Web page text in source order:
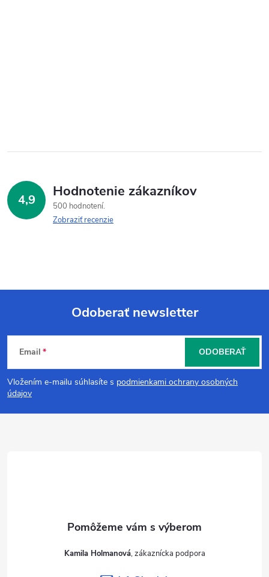
4,9 Hodnotenie zákazníkov
500 hodnotení
Zobraziť recenzie
Z
á
p
Odoberať newsletter
Email
Vložením e-mailu súhlasíte s podmienkami ochrany osobných
údajov
ODOBERAŤ
Kamila Holmanová